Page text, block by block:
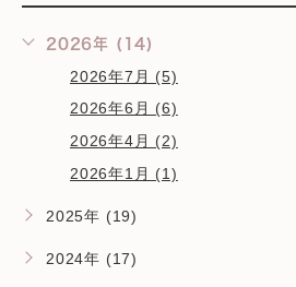
2026年 (14)
2026年7月 (5)
2026年6月 (6)
2026年4月 (2)
2026年1月 (1)
2025年 (19)
2024年 (17)